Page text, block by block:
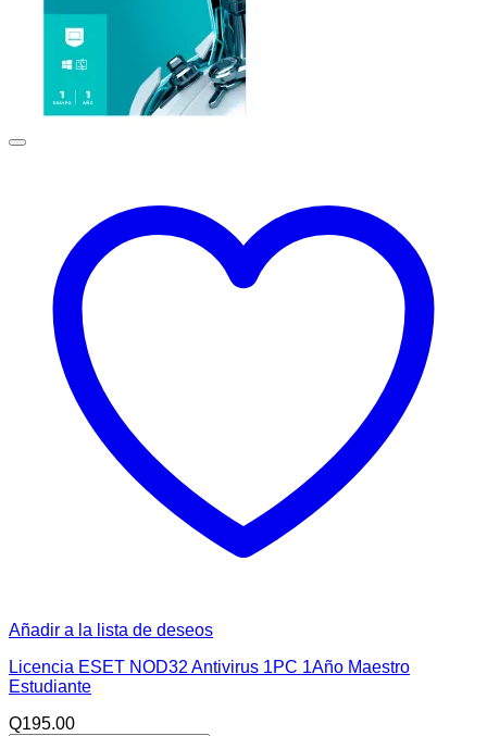
Añadir a la lista de deseos
Licencia ESET NOD32 Antivirus 1PC 1Año Maestro
Estudiante
Q195.00